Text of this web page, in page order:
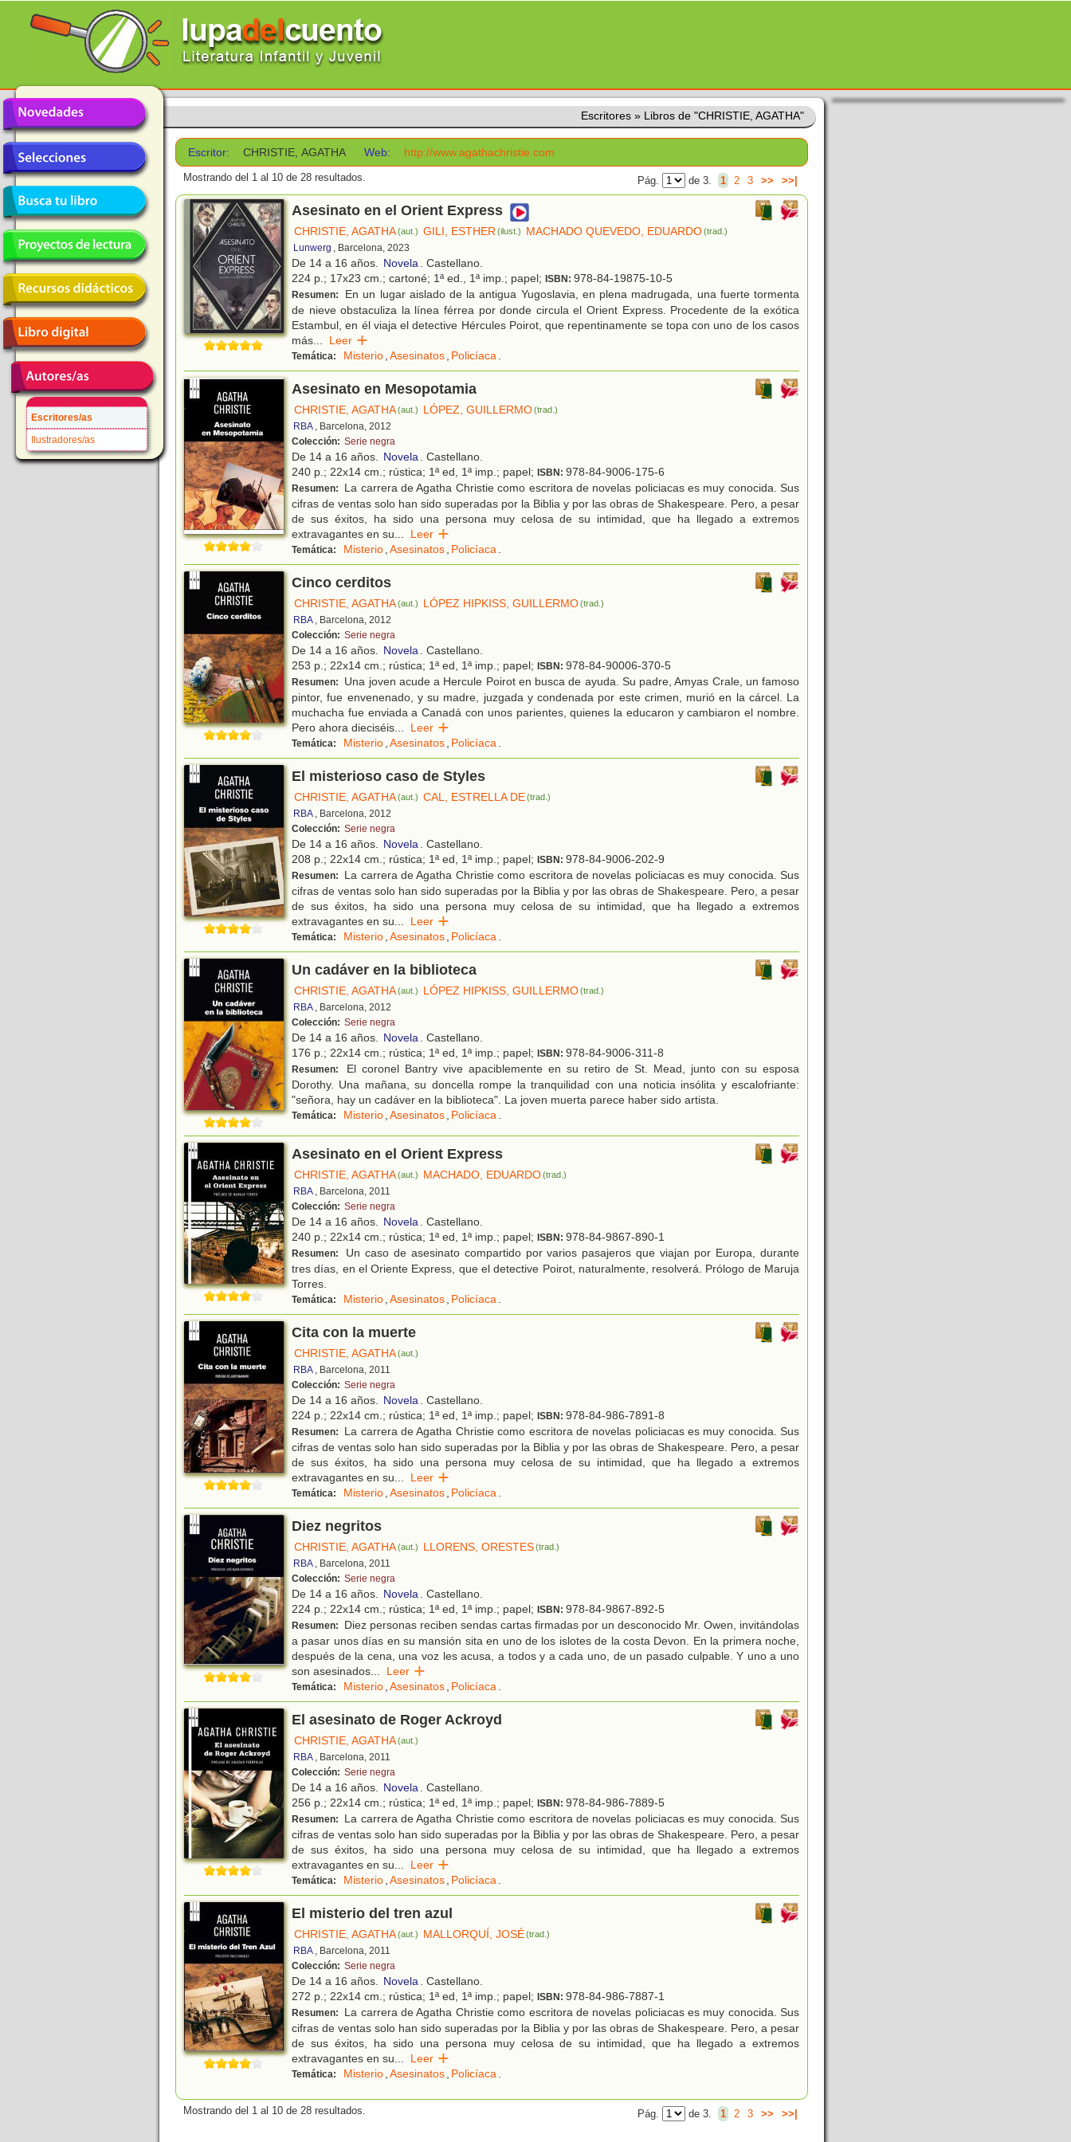
Escritores/as
Ilustradores/as
Escritores » Libros de "CHRISTIE, AGATHA"
Escritor: CHRISTIE, AGATHA Web: http://www.agathachristie.com
Mostrando del 1 al 10 de 28 resultados. Pág. de 3. 1 2 3 >> >>|
Asesinato en el Orient Express
CHRISTIE, AGATHA(aut.) GILI, ESTHER(ilust.) MACHADO QUEVEDO, EDUARDO (trad.)
Lunwerg , Barcelona, 2023
De 14 a 16 años. Novela. Castellano.
224 p.; 17x23 cm.; cartoné; 1ª ed., 1ª imp.; papel; ISBN: 978-84-19875-10-5
Resumen:
En un lugar aislado de la antigua Yugoslavia, en plena madrugada, una fuerte tormenta
de nieve obstaculiza la línea férrea por donde circula el Orient Express. Procedente de la exótica
Estambul, en él viaja el detective Hércules Poirot, que repentinamente se topa con uno de los casos
más... Leer
Temática: Misterio,Asesinatos, Policíaca.
Asesinato en Mesopotamia
CHRISTIE, AGATHA(aut.) LÓPEZ, GUILLERMO(trad.)
RBA , Barcelona, 2012
Colección: Serie negra
De 14 a 16 años. Novela. Castellano.
240 p.; 22x14 cm.; rústica; 1ª ed, 1ª imp.; papel; ISBN: 978-84-9006-175-6
Resumen:
La carrera de Agatha Christie como escritora de novelas policiacas es muy conocida. Sus
cifras de ventas solo han sido superadas por la Biblia y por las obras de Shakespeare. Pero, a pesar
de sus éxitos, ha sido una persona muy celosa de su intimidad, que ha llegado a extremos
extravagantes en su... Leer
Temática: Misterio,Asesinatos, Policíaca.
Cinco cerditos
CHRISTIE, AGATHA(aut.) LÓPEZ HIPKISS, GUILLERMO(trad.)
RBA , Barcelona, 2012
Colección: Serie negra
De 14 a 16 años. Novela. Castellano.
253 p.; 22x14 cm.; rústica; 1ª ed, 1ª imp.; papel; ISBN: 978-84-90006-370-5
Resumen:
Una joven acude a Hercule Poirot en busca de ayuda. Su padre, Amyas Crale, un famoso
pintor, fue envenenado, y su madre, juzgada y condenada por este crimen, murió en la cárcel. La
muchacha fue enviada a Canadá con unos parientes, quienes la educaron y cambiaron el nombre.
Pero ahora dieciséis... Leer
Temática: Misterio,Asesinatos, Policíaca.
El misterioso caso de Styles
CHRISTIE, AGATHA(aut.) CAL, ESTRELLA DE(trad.)
RBA , Barcelona, 2012
Colección: Serie negra
De 14 a 16 años. Novela. Castellano.
208 p.; 22x14 cm.; rústica; 1ª ed, 1ª imp.; papel; ISBN: 978-84-9006-202-9
Resumen:
La carrera de Agatha Christie como escritora de novelas policiacas es muy conocida. Sus
cifras de ventas solo han sido superadas por la Biblia y por las obras de Shakespeare. Pero, a pesar
de sus éxitos, ha sido una persona muy celosa de su intimidad, que ha llegado a extremos
extravagantes en su... Leer
Temática: Misterio,Asesinatos, Policíaca.
Un cadáver en la biblioteca
CHRISTIE, AGATHA(aut.) LÓPEZ HIPKISS, GUILLERMO(trad.)
RBA , Barcelona, 2012
Colección: Serie negra
De 14 a 16 años. Novela. Castellano.
176 p.; 22x14 cm.; rústica; 1ª ed, 1ª imp.; papel; ISBN: 978-84-9006-311-8
Resumen:
El coronel Bantry vive apaciblemente en su retiro de St. Mead, junto con su esposa
Dorothy. Una mañana, su doncella rompe la tranquilidad con una noticia insólita y escalofriante:
"señora, hay un cadáver en la biblioteca". La joven muerta parece haber sido artista.
Temática: Misterio,Asesinatos, Policíaca.
Asesinato en el Orient Express
CHRISTIE, AGATHA(aut.) MACHADO, EDUARDO(trad.)
RBA , Barcelona, 2011
Colección: Serie negra
De 14 a 16 años. Novela. Castellano.
240 p.; 22x14 cm.; rústica; 1ª ed, 1ª imp.; papel; ISBN: 978-84-9867-890-1
Resumen:
Un caso de asesinato compartido por varios pasajeros que viajan por Europa, durante
tres días, en el Oriente Express, que el detective Poirot, naturalmente, resolverá. Prólogo de Maruja
Torres.
Temática: Misterio,Asesinatos, Policíaca.
Cita con la muerte
CHRISTIE, AGATHA(aut.)
RBA , Barcelona, 2011
Colección: Serie negra
De 14 a 16 años. Novela. Castellano.
224 p.; 22x14 cm.; rústica; 1ª ed, 1ª imp.; papel; ISBN: 978-84-986-7891-8
Resumen:
La carrera de Agatha Christie como escritora de novelas policiacas es muy conocida. Sus
cifras de ventas solo han sido superadas por la Biblia y por las obras de Shakespeare. Pero, a pesar
de sus éxitos, ha sido una persona muy celosa de su intimidad, que ha llegado a extremos
extravagantes en su... Leer
Temática: Misterio,Asesinatos, Policíaca.
Diez negritos
CHRISTIE, AGATHA(aut.) LLORENS, ORESTES(trad.)
RBA , Barcelona, 2011
Colección: Serie negra
De 14 a 16 años. Novela. Castellano.
224 p.; 22x14 cm.; rústica; 1ª ed, 1ª imp.; papel; ISBN: 978-84-9867-892-5
Resumen:
Diez personas reciben sendas cartas firmadas por un desconocido Mr. Owen, invitándolas
a pasar unos días en su mansión sita en uno de los islotes de la costa Devon. En la primera noche,
después de la cena, una voz les acusa, a todos y a cada uno, de un pasado culpable. Y uno a uno
son asesinados... Leer
Temática: Misterio,Asesinatos, Policíaca.
El asesinato de Roger Ackroyd
CHRISTIE, AGATHA(aut.)
RBA , Barcelona, 2011
Colección: Serie negra
De 14 a 16 años. Novela. Castellano.
256 p.; 22x14 cm.; rústica; 1ª ed, 1ª imp.; papel; ISBN: 978-84-986-7889-5
Resumen:
La carrera de Agatha Christie como escritora de novelas policiacas es muy conocida. Sus
cifras de ventas solo han sido superadas por la Biblia y por las obras de Shakespeare. Pero, a pesar
de sus éxitos, ha sido una persona muy celosa de su intimidad, que ha llegado a extremos
extravagantes en su... Leer
Temática: Misterio,Asesinatos, Policíaca.
El misterio del tren azul
CHRISTIE, AGATHA(aut.) MALLORQUÍ, JOSÉ(trad.)
RBA , Barcelona, 2011
Colección: Serie negra
De 14 a 16 años. Novela. Castellano.
272 p.; 22x14 cm.; rústica; 1ª ed, 1ª imp.; papel; ISBN: 978-84-986-7887-1
Resumen:
La carrera de Agatha Christie como escritora de novelas policiacas es muy conocida. Sus
cifras de ventas solo han sido superadas por la Biblia y por las obras de Shakespeare. Pero, a pesar
de sus éxitos, ha sido una persona muy celosa de su intimidad, que ha llegado a extremos
extravagantes en su... Leer
Temática: Misterio,Asesinatos, Policíaca.
Mostrando del 1 al 10 de 28 resultados. Pág. de 3. 1 2 3 >> >>|